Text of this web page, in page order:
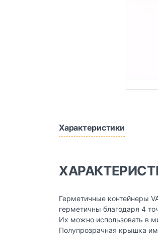
Характеристики
Герметичные контейнеры
герметичны благодаря 4
Их можно использовать в
Полупрозрачная крышка